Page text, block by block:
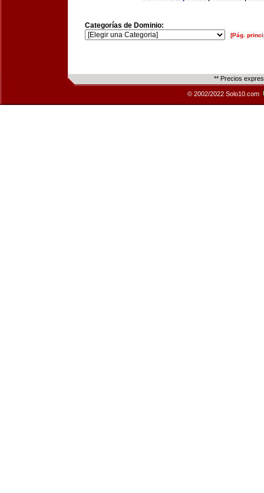
Categorías de Dominio:
[Pág.
** Precios
© 2002/2022 Solo10.com